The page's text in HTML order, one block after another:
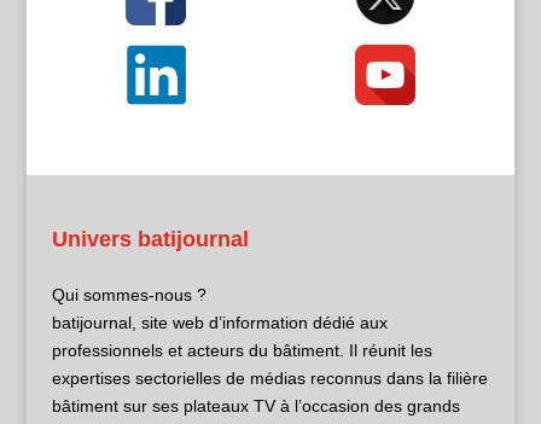
Univers batijournal
Qui sommes-nous ?
batijournal, site web d’information dédié aux
professionnels et acteurs du bâtiment. Il réunit les
expertises sectorielles de médias reconnus dans la filière
bâtiment sur ses plateaux TV à l’occasion des grands